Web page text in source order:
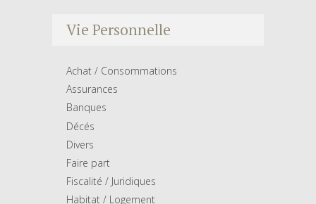
Vie Personnelle
Achat / Consommations
Assurances
Banques
Décés
Divers
Faire part
Fiscalité / Juridiques
Habitat / Logement